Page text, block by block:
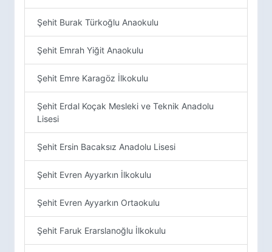
Şehit Burak Türkoğlu Anaokulu
Şehit Emrah Yiğit Anaokulu
Şehit Emre Karagöz İlkokulu
Şehit Erdal Koçak Mesleki ve Teknik Anadolu
Lisesi
Şehit Ersin Bacaksız Anadolu Lisesi
Şehit Evren Ayyarkın İlkokulu
Şehit Evren Ayyarkın Ortaokulu
Şehit Faruk Erarslanoğlu İlkokulu